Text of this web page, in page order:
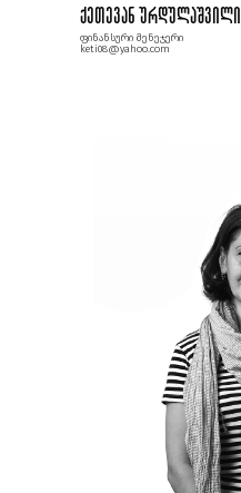
ქეთევან ურდულაშვილი
ფინანსური მენეჯერი
keti08@yahoo.com